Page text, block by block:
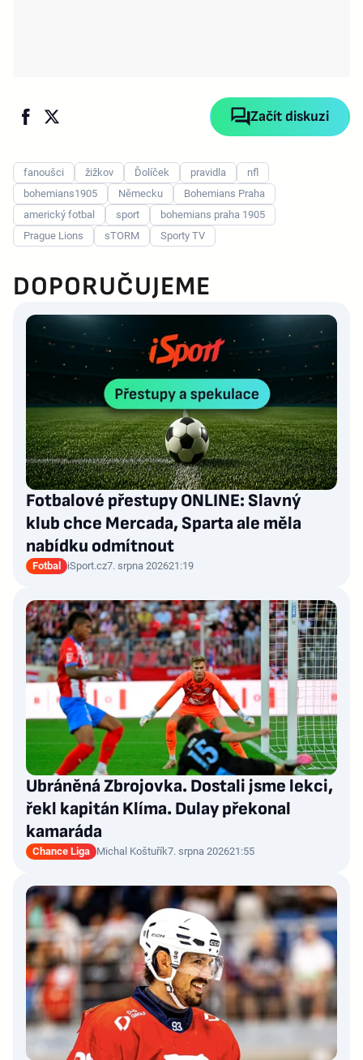
Začít diskuzi
fanoušci žižkov Ďolíček pravidla
nfl
bohemians1905
Německu
Bohemians Praha
americký fotbal
sport
bohemians praha 1905
Prague Lions
sTORM Sporty TV
DOPORUČUJEME
Fotbalové přestupy ONLINE: Slavný
klub chce Mercada, Sparta ale měla
nabídku odmítnout
Fotbal iSport.cz7. srpna 202621:19
Ubráněná Zbrojovka. Dostali jsme lekci,
řekl kapitán Klíma. Dulay překonal
kamaráda
Chance Liga Michal Koštuřík7. srpna 202621:55